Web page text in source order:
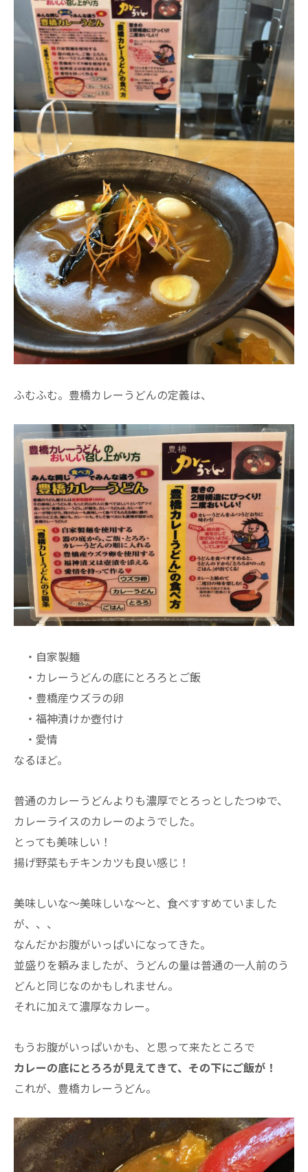
ふむふむ。豊橋カレーうどんの定義は、
・自家製麺
・カレーうどんの底にとろろとご飯
・豊橋産ウズラの卵
・福神漬けか壺付け
・愛情
なるほど。
普通のカレーうどんよりも濃厚でとろっとしたつゆで、
カレーライスのカレーのようでした。
とっても美味しい！
揚げ野菜もチキンカツも良い感じ！
美味しいな～美味しいな～と、食べすすめていました
が、、、
なんだかお腹がいっぱいになってきた。
並盛りを頼みましたが、うどんの量は普通の一人前のう
どんと同じなのかもしれません。
それに加えて濃厚なカレー。
もうお腹がいっぱいかも、と思って来たところで
カレーの底にとろろが見えてきて、その下にご飯が！
これが、豊橋カレーうどん。